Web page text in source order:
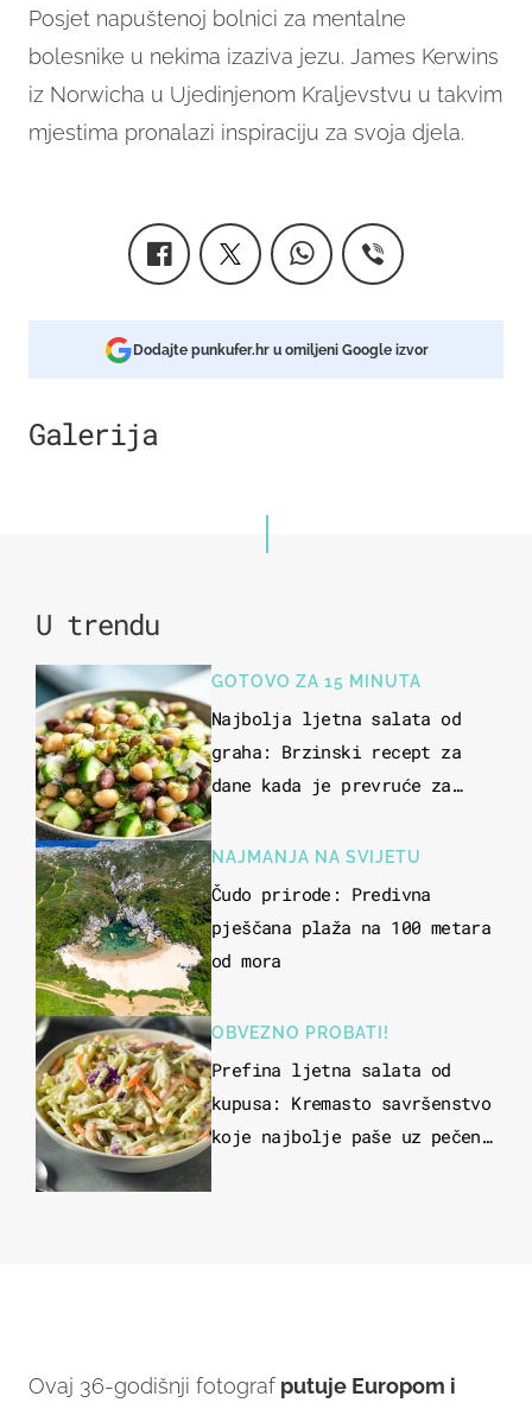
Posjet napuštenoj bolnici za mentalne
bolesnike u nekima izaziva jezu. James Kerwins
iz Norwicha u Ujedinjenom Kraljevstvu u takvim
mjestima pronalazi inspiraciju za svoja djela.
Dodajte punkufer.hr u omiljeni Google izvor
Galerija
U trendu
GOTOVO ZA 15 MINUTA
Najbolja ljetna salata od
graha: Brzinski recept za
dane kada je prevruće za
NAJMANJA NA SVIJETU
Čudo prirode: Predivna
pješčana plaža na 100 metara
od mora
OBVEZNO PROBATI!
Prefina ljetna salata od
kupusa: Kremasto savršenstvo
koje najbolje paše uz pečeno
Ovaj 36-godišnji fotografputuje Europom i